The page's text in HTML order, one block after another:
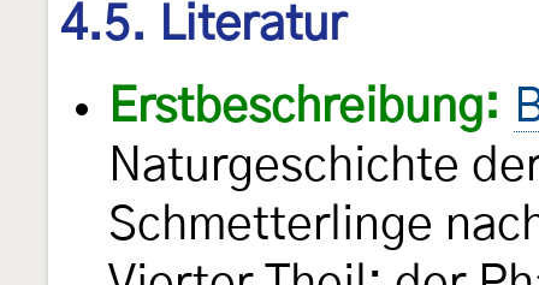
4.5. Literatur
Erstbeschreibung:
Naturgeschichte
Schmetterlinge